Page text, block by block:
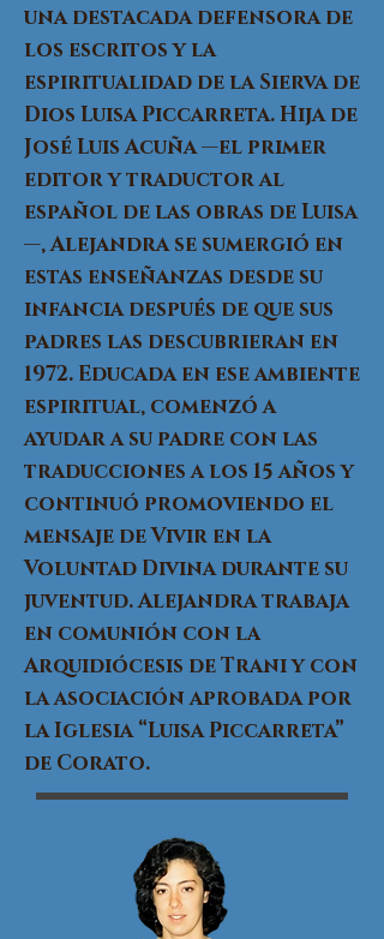
una destacada defensora de
los escritos y la
espiritualidad de la Sierva de
Dios Luisa Piccarreta. Hija de
José Luis Acuña —el primer
editor y traductor al
español de las obras de Luisa
—, Alejandra se sumergió en
estas enseñanzas desde su
infancia después de que sus
padres las descubrieran en
1972. Educada en ese ambiente
espiritual, comenzó a
ayudar a su padre con las
traducciones a los 15 años y
continuó promoviendo el
mensaje de Vivir en la
Voluntad Divina durante su
juventud. Alejandra trabaja
en comunión con la
Arquidiócesis de Trani y con
la asociación aprobada por
la Iglesia “Luisa Piccarreta”
de Corato.